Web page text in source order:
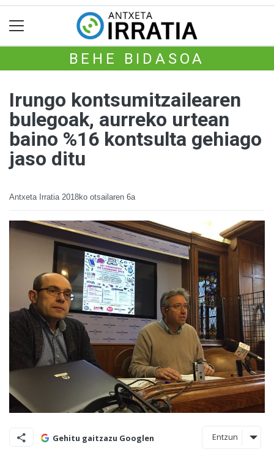
BEHE BIDASOA
Irungo kontsumitzailearen
bulegoak, aurreko urtean
baino %16 kontsulta gehiago
jaso ditu
Antxeta Irratia 2018ko otsailaren 6a
Gehitu gaitzazu Googlen Entzun